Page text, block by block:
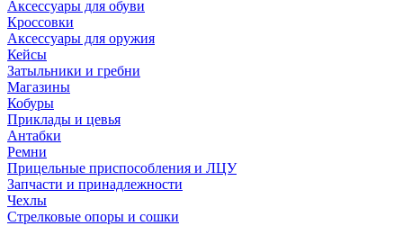
Аксессуары для обуви
Кроссовки
Аксессуары для оружия
Кейсы
Затыльники и гребни
Магазины
Кобуры
Приклады и цевья
Антабки
Ремни
Прицельные приспособления и ЛЦУ
Запчасти и принадлежности
Чехлы
Стрелковые опоры и сошки